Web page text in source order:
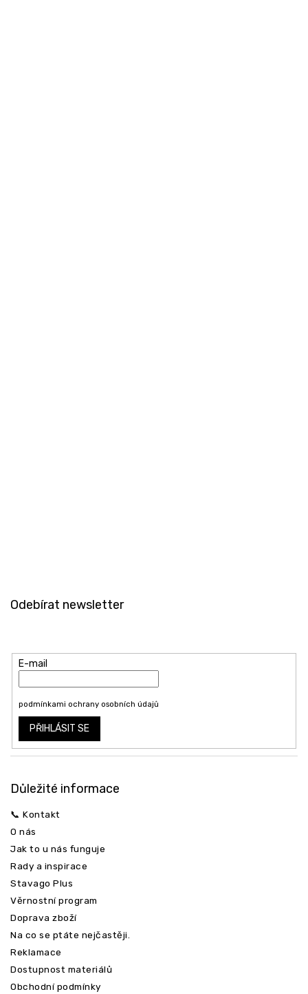
Odebírat newsletter
E-mail
podmínkami ochrany osobních údajů
PŘIHLÁSIT SE
Důležité informace
📞 Kontakt
O nás
Jak to u nás funguje
Rady a inspirace
Stavago Plus
Věrnostní program
Doprava zboží
Na co se ptáte nejčastěji.
Reklamace
Dostupnost materiálů
Obchodní podmínky